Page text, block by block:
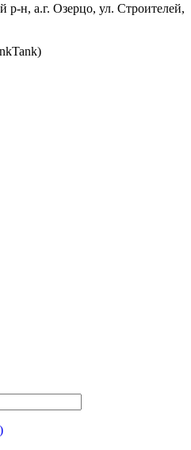
н, а.г. Озерцо, ул. Строителей,